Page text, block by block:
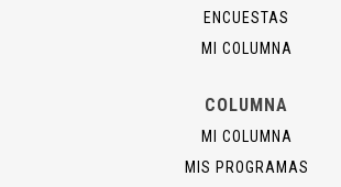
ENCUESTAS
MI COLUMNA
COLUMNA
MI COLUMNA
MIS PROGRAMAS